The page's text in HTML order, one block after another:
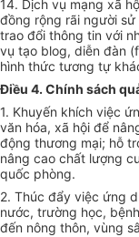
14. Dịch vụ mạng xã
đồng rộng rãi người
trao đổi thông tin với
vụ tạo blog, diễn đàn
hình thức tương tự
Điều 4. Chính sách
1. Khuyến khích việc
văn hóa, xã hội để
động thương mại; hỗ
nâng cao chất lượng
quốc phòng.
2. Thúc đẩy việc ứng
nước, trường học,
đến nông thôn, vùng